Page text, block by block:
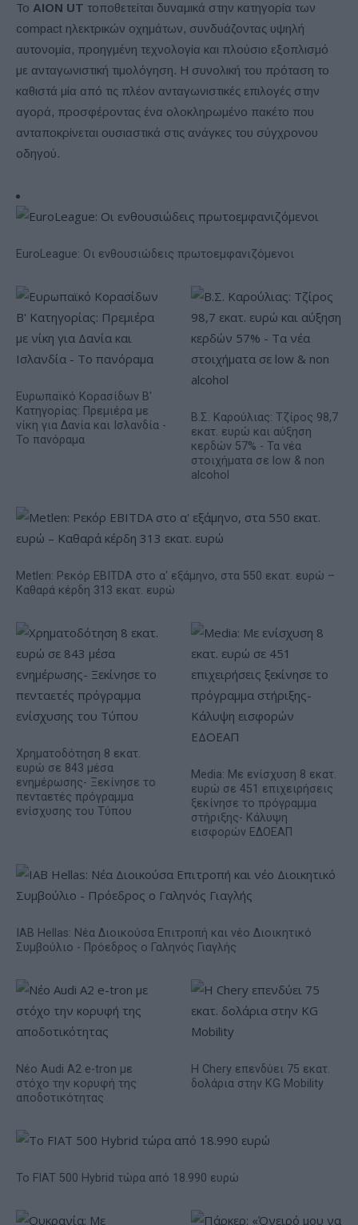
Το AION UT τοποθετείται δυναμικά στην κατηγορία των
compact ηλεκτρικών οχημάτων, συνδυάζοντας υψηλή
αυτονομία, προηγμένη τεχνολογία και πλούσιο εξοπλισμό
με ανταγωνιστική τιμολόγηση. Η συνολική του πρόταση το
καθιστά μία από τις πλέον ανταγωνιστικές επιλογές στην
αγορά, προσφέροντας ένα ολοκληρωμένο πακέτο που
ανταποκρίνεται ουσιαστικά στις ανάγκες του σύγχρονου
οδηγού.
EuroLeague: Οι ενθουσιώδεις πρωτοεμφανιζόμενοι
Ευρωπαϊκό Κορασίδων Β'
Κατηγορίας: Πρεμιέρα με
νίκη για Δανία και Ισλανδία -
Το πανόραμα
Β.Σ. Καρούλιας: Τζίρος 98,7
εκατ. ευρώ και αύξηση
κερδών 57% - Τα νέα
στοιχήματα σε low & non
alcohol
Metlen: Ρεκόρ EBITDA στο α' εξάμηνο, στα 550 εκατ. ευρώ –
Καθαρά κέρδη 313 εκατ. ευρώ
Χρηματοδότηση 8 εκατ.
ευρώ σε 843 μέσα
ενημέρωσης- Ξεκίνησε το
πενταετές πρόγραμμα
ενίσχυσης του Τύπου
Media: Με ενίσχυση 8 εκατ.
ευρώ σε 451 επιχειρήσεις
ξεκίνησε το πρόγραμμα
στήριξης- Κάλυψη
εισφορών ΕΔΟΕΑΠ
IAB Hellas: Νέα Διοικούσα Επιτροπή και νέο Διοικητικό
Συμβούλιο - Πρόεδρος ο Γαληνός Γιαγλής
Νέο Audi A2 e-tron με
στόχο την κορυφή της
αποδοτικότητας
Η Chery επενδύει 75 εκατ.
δολάρια στην KG Mobility
Το FIAT 500 Hybrid τώρα από 18.990 ευρώ